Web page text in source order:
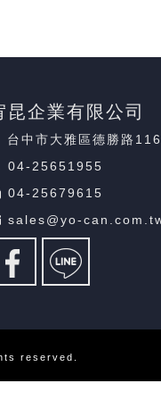
昆企業有限公司
台中市大雅區德勝路
04-25651955
04-25679615
sales@yo-
reserved.